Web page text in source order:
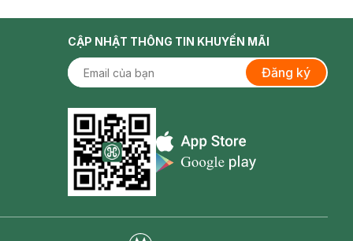
CẬP NHẬT THÔNG TIN KHUYẾN MÃI
Đăng ký
Appstore icon